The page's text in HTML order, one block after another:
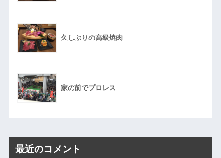
久しぶりの高級焼肉
家の前でプロレス
最近のコメント